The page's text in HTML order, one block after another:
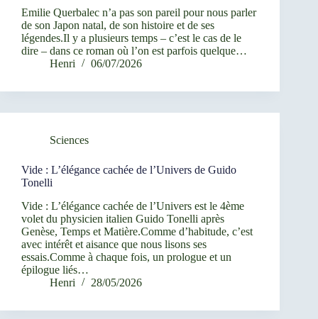
Emilie Querbalec n’a pas son pareil pour nous parler
de son Japon natal, de son histoire et de ses
légendes.Il y a plusieurs temps – c’est le cas de le
dire – dans ce roman où l’on est parfois quelque…
Henri
06/07/2026
Sciences
Vide : L’élégance cachée de l’Univers de Guido
Tonelli
Vide : L’élégance cachée de l’Univers est le 4ème
volet du physicien italien Guido Tonelli après
Genèse, Temps et Matière.Comme d’habitude, c’est
avec intérêt et aisance que nous lisons ses
essais.Comme à chaque fois, un prologue et un
épilogue liés…
Henri
28/05/2026